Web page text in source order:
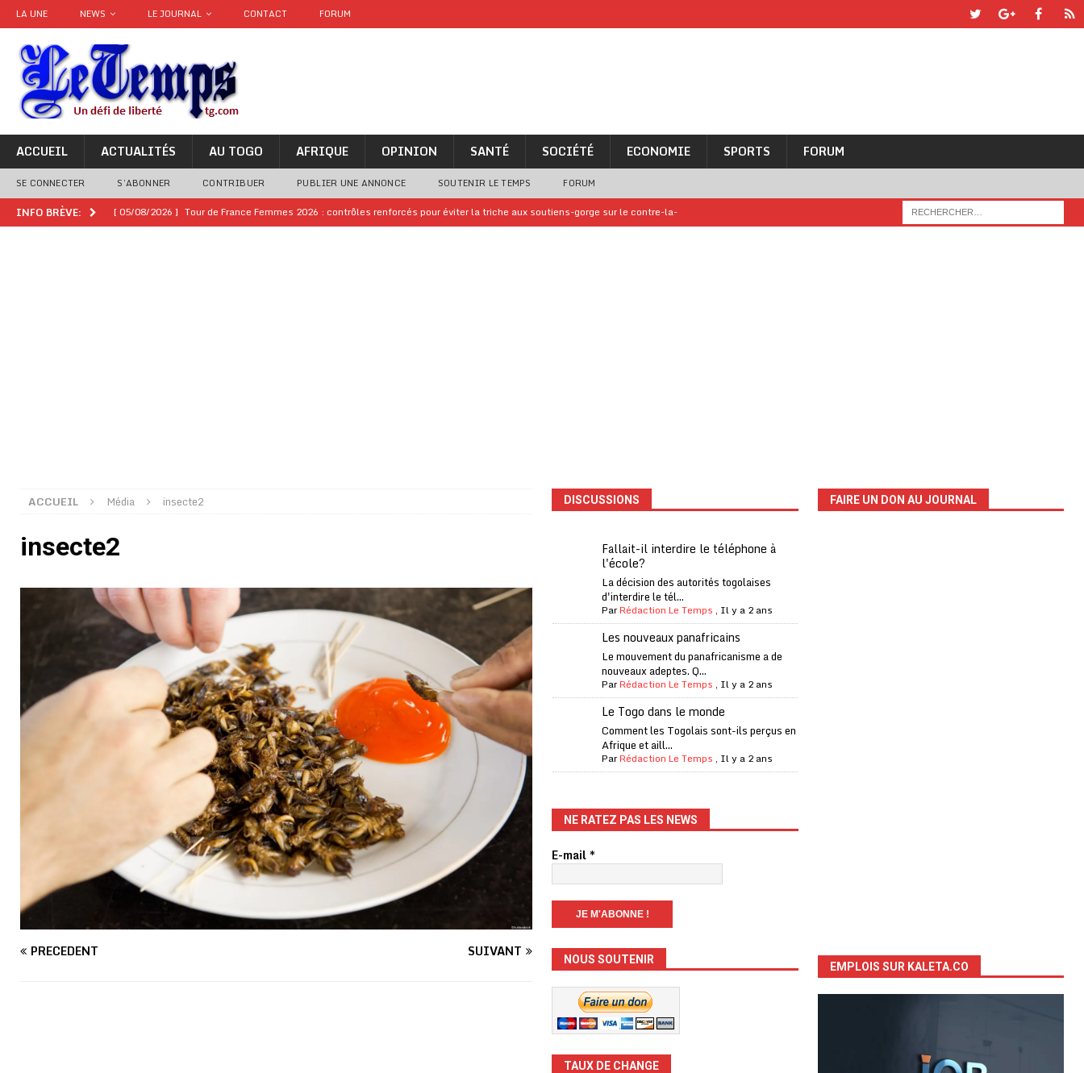
LA UNE NEWS LE JOURNAL CONTACT FORUM
ACCUEIL ACTUALITÉS AU TOGO AFRIQUE OPINION SANTÉ SOCIÉTÉ ECONOMIE SPORTS FORUM
SE CONNECTER S’ABONNER CONTRIBUER PUBLIER UNE ANNONCE SOUTENIR LE TEMPS FORUM
INFO BRÈVE: [ 05/08/2026 ] Tour de France Femmes 2026 : contrôles renforcés pour éviter la triche aux soutiens-gorge sur le contre-la-
Franco Baresi, légendaire défenseur de l’Italie et de l’AC Milan, est mort à 66 ans
A LA UNE
[ 31/07/2026 ]
[ 31/07/2026 ]
Projet d’investisseurs à la Fifa: l’UEFA menace à «l’unanimité» d’un boycott des Coupes du monde
BUSINESS
[ 30/07/2026 ] Mali : au moins 19 soldats exécutés, Amnesty International exige une enquête
A LA UNE
[ 05/08/2026 ] Hervé Renard devient sélectionneur des Eléphants de Côte d’Ivoire A LA UNE
ACCUEIL Média insecte2
insecte2
PRÉCÉDENT SUIVANT
DISCUSSIONS
Fallait-il interdire le téléphone à
l'école?
La décision des autorités togolaises
d'interdire le tél...
ParRédaction Le Temps , Il y a 2 ans
Les nouveaux panafricains
Le mouvement du panafricanisme a de
nouveaux adeptes. Q...
ParRédaction Le Temps , Il y a 2 ans
Le Togo dans le monde
Comment les Togolais sont-ils perçus en
Afrique et aill...
ParRédaction Le Temps , Il y a 2 ans
NE RATEZ PAS LES NEWS
E-mail*
NOUS SOUTENIR
TAUX DE CHANGE
FAIRE UN DON AU JOURNAL
EMPLOIS SUR KALETA.CO